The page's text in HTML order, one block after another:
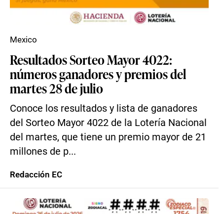
Resultados Sorteo Mayor 4022:
números ganadores y premios del
martes 28 de julio
Conoce los resultados y lista de ganadores
del Sorteo Mayor 4022 de la Lotería Nacional
del martes, que tiene un premio mayor de 21
millones de p...
Mexico
Redacción EC